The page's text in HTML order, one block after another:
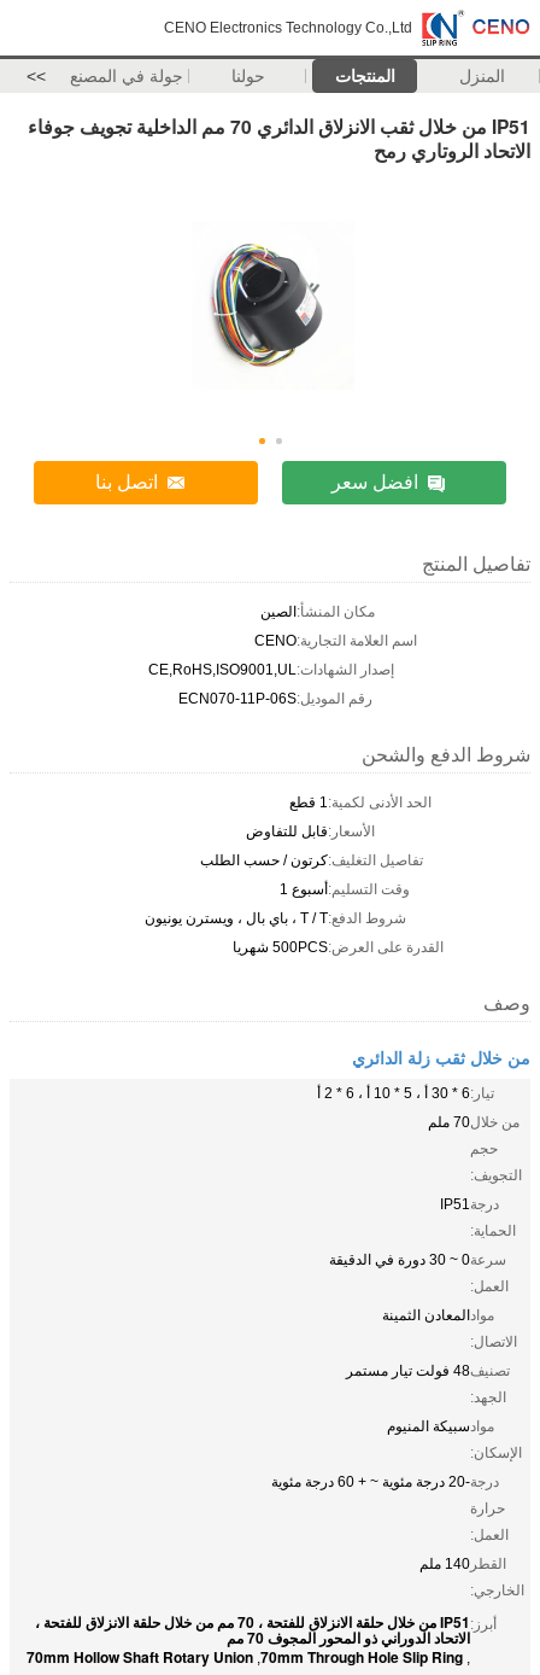
CENO Electronics Technology Co.,Ltd
المنزل المنتجات حولنا جولة في المصنع >>
IP51 من خلال ثقب الانزلاق الدائري 70 مم الداخلية تجويف جوفاء
الاتحاد الروتاري رمح
افضل سعر اتصل بنا
تفاصيل المنتج
مكان المنشأ:الصين
اسم العلامة التجارية:CENO
إصدار الشهادات:CE,RoHS,ISO9001,UL
رقم الموديل:ECN070-11P-06S
شروط الدفع والشحن
الحد الأدنى لكمية:1 قطع
الأسعار:قابل للتفاوض
تفاصيل التغليف:كرتون / حسب الطلب
وقت التسليم:أسبوع 1
شروط الدفع:T / T ، باي بال ، ويسترن يونيون
القدرة على العرض:500PCS شهريا
وصف
من خلال ثقب زلة الدائري
تيار:6 * 30 أ ، 5 * 10 أ ، 6 * 2 أ
من خلال
حجم
التجويف:
70 ملم
درجة
الحماية:
IP51
سرعة
العمل:
0 ~ 30 دورة في الدقيقة
مواد
الاتصال:
المعادن الثمينة
تصنيف
الجهد:
48 فولت تيار مستمر
مواد
الإسكان:
سبيكة المنيوم
درجة
حرارة
العمل:
-20 درجة مئوية ~ + 60 درجة مئوية
القطر
الخارجي:
140 ملم
أبرز: IP51 من خلال حلقة الانزلاق للفتحة ، 70 مم من خلال حلقة الانزلاق للفتحة ،
الاتحاد الدوراني ذو المحور المجوف 70 مم
,
70mm Through Hole Slip Ring
,
70mm Hollow Shaft Rotary Union